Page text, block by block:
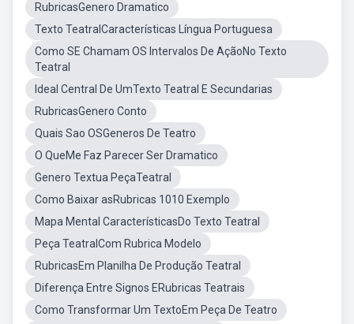
RubricasGenero Dramatico
Texto TeatralCaracterísticas Língua Portuguesa
Como SE Chamam OS Intervalos De AçãoNo Texto
Teatral
Ideal Central De UmTexto Teatral E Secundarias
RubricasGenero Conto
Quais Sao OSGeneros De Teatro
O QueMe Faz Parecer Ser Dramatico
Genero Textua PeçaTeatral
Como Baixar asRubricas 1010 Exemplo
Mapa Mental CaracterísticasDo Texto Teatral
Peça TeatralCom Rubrica Modelo
RubricasEm Planilha De Produção Teatral
Diferença Entre Signos ERubricas Teatrais
Como Transformar Um TextoEm Peça De Teatro